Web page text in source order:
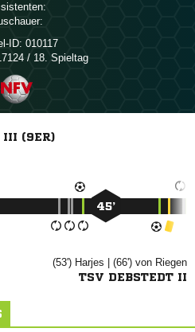
ID: 010117
/ 18. Spieltag
III (9ER)
45’
(53')  | (66')  
TSV DEBSTEDT II